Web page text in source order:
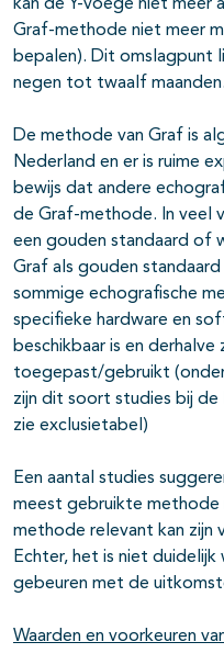
kan de Y-voege niet
Graf-methode niet meer
bepalen). Dit
negen tot twaalf maanden.
De methode van Graf is
Nederland en er is ruime
bewijs dat andere
de Graf-methode. In veel
een gouden standaard of
Graf als gouden
sommige echografische
specifieke hardware en
beschikbaar is en
toegepast/gebruikt
zijn dit soort studies bij
zie exclusietabel)
Een aantal studies
meest gebruikte methode
methode relevant kan zijn
Echter, het is niet
gebeuren met de
Waarden en voorkeuren